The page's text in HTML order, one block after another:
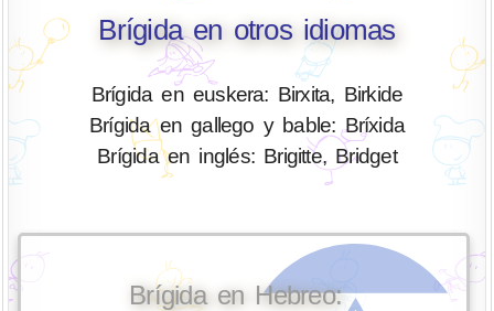
Brígida en otros idiomas
Brígida en euskera: Birxita, Birkide
Brígida en gallego y bable: Bríxida
Brígida en inglés: Brigitte, Bridget
Brígida en Hebreo: